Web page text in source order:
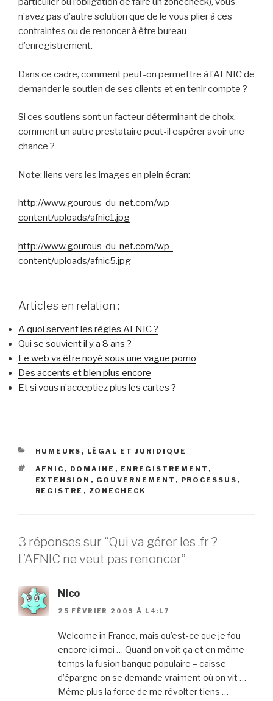
n’avez pas d’autre solution que de le vous plier à ces
contraintes ou de renoncer à être bureau
d’enregistrement.
Dans ce cadre, comment peut-on permettre à l’AFNIC de
demander le soutien de ses clients et en tenir compte ?
Si ces soutiens sont un facteur déterminant de choix,
comment un autre prestataire peut-il espérer avoir une
chance ?
Note: liens vers les images en plein écran:
http://www.gourous-du-net.com/wp-
content/uploads/afnic1.jpg
http://www.gourous-du-net.com/wp-
content/uploads/afnic5.jpg
Articles en relation :
A quoi servent les règles AFNIC ?
Qui se souvient il y a 8 ans ?
Le web va être noyé sous une vague porno
Des accents et bien plus encore
Et si vous n’acceptiez plus les cartes ?
CATÉGORIES
HUMEURS , LÉGAL ET JURIDIQUE
ÉTIQUETTES
AFNIC , DOMAINE , ENREGISTREMENT ,
EXTENSION , GOUVERNEMENT , PROCESSUS ,
REGISTRE , ZONECHECK
3 réponses sur “Qui va gérer les .fr ?
L’AFNIC ne veut pas renoncer”
Nico
25 FÉVRIER 2009 À 14:17
Welcome in France, mais qu’est-ce que je fou
encore ici moi … Quand on voit ça et en même
temps la fusion banque populaire – caisse
d’épargne on se demande vraiment où on vit …
Même plus la force de me révolter tiens …